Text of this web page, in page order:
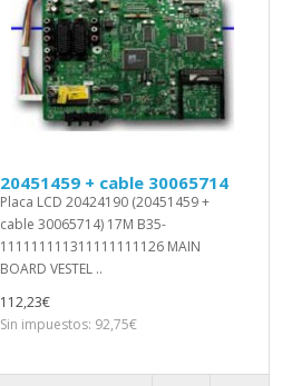
20451459 + cable 30065714
Placa LCD 20424190 (20451459 +
cable 30065714) 17M B35-
111111111311111111126 MAIN
BOARD VESTEL ..
112,23€
Sin impuestos: 92,75€